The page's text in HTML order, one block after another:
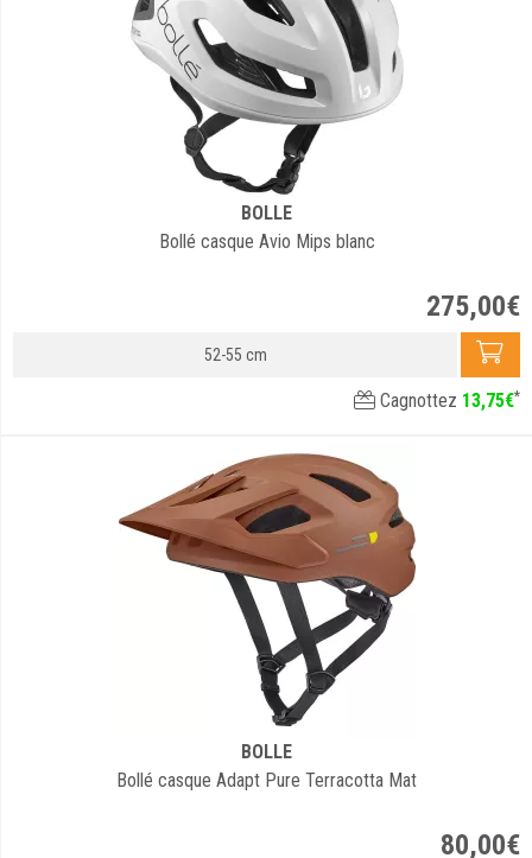
BOLLE
Bollé casque Avio Mips blanc
275,00€
52-55 cm
Cagnottez 13,75€*
BOLLE
Bollé casque Adapt Pure Terracotta Mat
80,00€